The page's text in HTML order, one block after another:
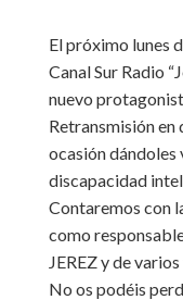
El próximo lunes
Canal Sur Radio
nuevo
Retransmisión en
ocasión dándoles
discapacidad
Contaremos con
como
JEREZ y de
No os podéis